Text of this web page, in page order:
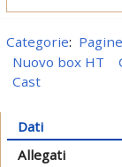
Categorie:
Nuovo box HT
Cast
Dati
Allegati